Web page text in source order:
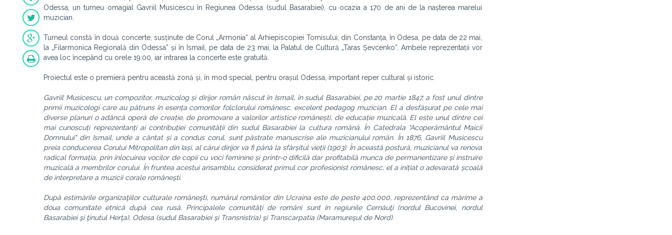
Odessa, un turneu omagial Gavriil Musicescu în Regiunea Odessa (sudul Basarabiei), cu ocazia a 170 de ani de la nașterea marelui
muzician.
Turneul constă în două concerte, susținute de Corul „Armonia” al Arhiepiscopiei Tomisului, din Constanța, în Odesa, pe data de 22 mai,
la „Filarmonica Regională din Odessa” și în Ismail, pe data de 23 mai, la Palatul de Cultură „Taras Șevcenko”. Ambele reprezentații vor
avea loc începând cu orele 19:00, iar intrarea la concerte este gratuită.
Proiectul este o premieră pentru această zonă și, în mod special, pentru orașul Odessa, important reper cultural și istoric.
Gavriil Musicescu, un compozitor, muzicolog și dirijor român născut în Ismail, în sudul Basarabiei, pe 20 martie 1847, a fost unul dintre
primii muzicologi care au pătruns în esența comorilor folclorului românesc, excelent pedagog muzician. El a desfășurat pe cele mai
diverse planuri o adâncă operă de creație, de promovare a valorilor artistice românești, de educație muzicală. El este unul dintre cei
mai cunoscuți reprezentanți ai contribuției comunității din sudul Basarabiei la cultura română. În Catedrala "Acoperământul Maicii
Domnului" din Ismail, unde a cântat și a condus corul, sunt păstrate manuscrise ale muzicianului român. În 1876, Gavriil Musicescu
preia conducerea Corului Mitropolitan din Iași, al cărui dirijor va fi până la sfârșitul vieții (1903). În această postură, muzicianul va renova
radical formația, prin înlocuirea vocilor de copii cu voci feminine și printr-o dificilă dar profitabilă munca de permanentizare și instruire
muzicală a membrilor corului. În fruntea acestui ansamblu, considerat primul cor profesionist românesc, el a inițiat o adevarată școală
de interpretare a muzicii corale românești.
După estimările organizaţiilor culturale româneşti, numărul românilor din Ucraina este de peste 400.000, reprezentând ca mărime a
doua comunitate etnică după cea rusă. Principalele comunități de români sunt în regiunile Cernăuţi (nordul Bucovinei, nordul
Basarabiei şi ţinutul Herţa), Odesa (sudul Basarabiei şi Transnistria) şi Transcarpatia (Maramureşul de Nord).